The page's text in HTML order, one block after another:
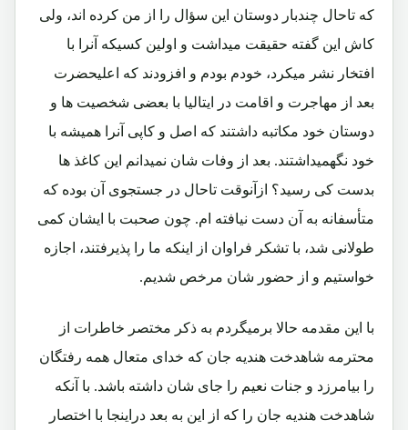
که تاحال چندبار دوستان این سؤال را از من کرده اند، ولی
کاش این گفته حقیقت میداشت و اولین کسیکه آنرا با
افتخار نشر میکرد، خودم بودم و افزودند که اعلیحضرت
بعد از مهاجرت و اقامت در ایتالیا با بعضی شخصیت ها و
دوستان خود مکاتبه داشتند که اصل و کاپی آنرا همیشه با
خود نگهمیداشتند. بعد از وفات شان نمیدانم این کاغذ ها
بدست کی رسید؟ ازآنوقت تاحال در جستجوی آن بوده که
متأسفانه به آن دست نیافته ام. چون صحبت با ایشان کمی
طولانی شد، با تشکر فراوان از اینکه ما را پذیرفتند، اجازه
خواستیم و از حضور شان مرخص شدیم.
با این مقدمه حالا برمیگردم به ذکر مختصر خاطرات از
محترمه شاهدخت هندیه جان که خدای متعال همه رفتگان
را بیامرزد و جنات نعیم را جای شان داشته باشد. با آنکه
شاهدخت هندیه جان را که از این به بعد دراینجا با اختصار